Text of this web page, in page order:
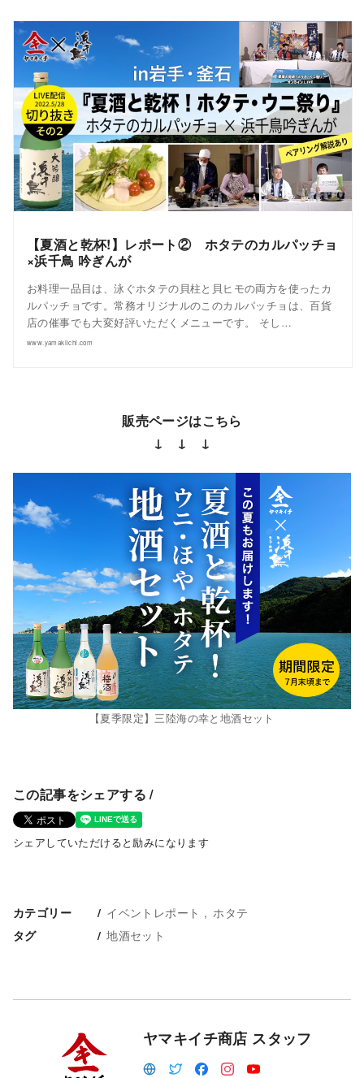
【夏酒と乾杯!】レポート② ホタテのカルパッチョ
×浜千鳥 吟ぎんが
お料理一品目は、泳ぐホタテの貝柱と貝ヒモの両方を使ったカ
ルパッチョです。常務オリジナルのこのカルパッチョは、百貨
店の催事でも大変好評いただくメニューです。 そし…
www.yamakiichi.com
販売ページはこちら
↓ ↓ ↓
【夏季限定】三陸海の幸と地酒セット
この記事をシェアする /
シェアしていただけると励みになります
カテゴリー イベントレポート ホタテ
タグ 地酒セット
ヤマキイチ商店 スタッフ